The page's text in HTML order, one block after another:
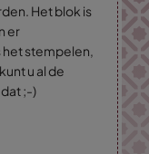
Het blok is
er
het stempelen,
u al de
;-)